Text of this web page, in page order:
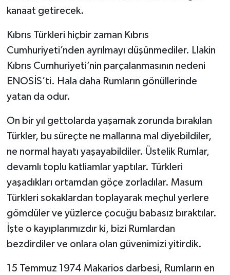
kanaat getirecek.
Kıbrıs Türkleri hiçbir zaman Kıbrıs
Cumhuriyeti’nden ayrılmayı düşünmediler. Llakin
Kıbrıs Cumhuriyeti’nin parçalanmasının nedeni
ENOSİS’ti. Hala daha Rumların gönüllerinde
yatan da odur.
On bir yıl gettolarda yaşamak zorunda bırakılan
Türkler, bu süreçte ne mallarına mal diyebildiler,
ne normal hayatı yaşayabildiler. Üstelik Rumlar,
devamlı toplu katliamlar yaptılar. Türkleri
yaşadıkları ortamdan göçe zorladılar. Masum
Türkleri sokaklardan toplayarak meçhul yerlere
gömdüler ve yüzlerce çocuğu babasız bıraktılar.
İşte o kayıplarımızdır ki, bizi Rumlardan
bezdirdiler ve onlara olan güvenimizi yitirdik.
15 Temmuz 1974 Makarios darbesi, Rumların en